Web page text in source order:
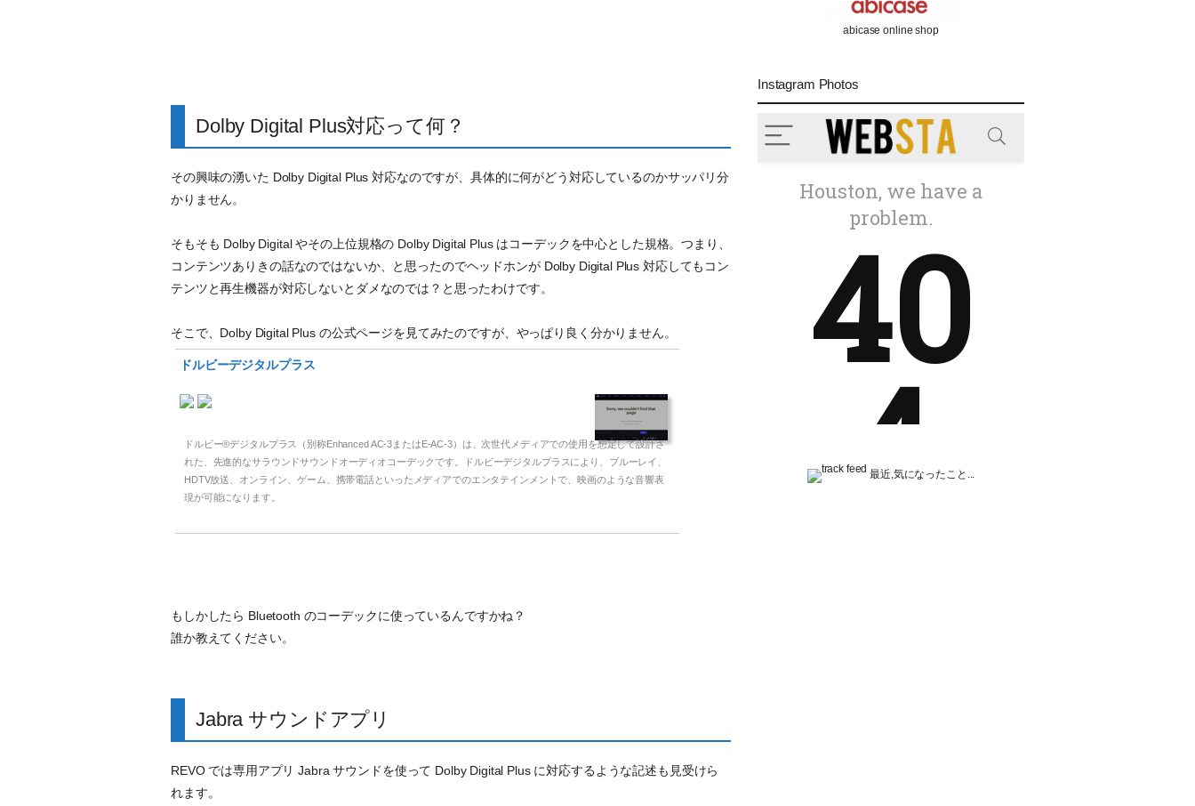
Dolby Digital Plus対応って何？
その興味の湧いた Dolby Digital Plus 対応なのですが、具体的に何がどう対応しているのかサッパリ分
かりません。
そもそも Dolby Digital やその上位規格の Dolby Digital Plus はコーデックを中心とした規格。つまり、
コンテンツありきの話なのではないか、と思ったのでヘッドホンが Dolby Digital Plus 対応してもコン
テンツと再生機器が対応しないとダメなのでは？と思ったわけです。
そこで、Dolby Digital Plus の公式ページを見てみたのですが、やっぱり良く分かりません。
ドルビーデジタルプラス
ドルビー®デジタルプラス（別称Enhanced AC-3またはE-AC-3）は、次世代メディアでの使用を想定して設計さ
れた、先進的なサラウンドサウンドオーディオコーデックです。ドルビーデジタルプラスにより、ブルーレイ、
HDTV放送、オンライン、ゲーム、携帯電話といったメディアでのエンタテインメントで、映画のような音響表
現が可能になります。
もしかしたら Bluetooth のコーデックに使っているんですかね？
誰か教えてください。
Jabra サウンドアプリ
REVO では専用アプリ Jabra サウンドを使って Dolby Digital Plus に対応するような記述も見受けら
れます。
abicase online shop
Instagram Photos
最近,気になったこと...